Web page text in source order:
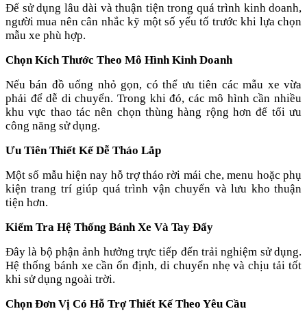
Để sử dụng lâu dài và thuận tiện trong quá trình kinh doanh,
người mua nên cân nhắc kỹ một số yếu tố trước khi lựa chọn
mẫu xe phù hợp.
Chọn Kích Thước Theo Mô Hình Kinh Doanh
Nếu bán đồ uống nhỏ gọn, có thể ưu tiên các mẫu xe vừa
phải để dễ di chuyển. Trong khi đó, các mô hình cần nhiều
khu vực thao tác nên chọn thùng hàng rộng hơn để tối ưu
công năng sử dụng.
Ưu Tiên Thiết Kế Dễ Tháo Lắp
Một số mẫu hiện nay hỗ trợ tháo rời mái che, menu hoặc phụ
kiện trang trí giúp quá trình vận chuyển và lưu kho thuận
tiện hơn.
Kiểm Tra Hệ Thống Bánh Xe Và Tay Đẩy
Đây là bộ phận ảnh hưởng trực tiếp đến trải nghiệm sử dụng.
Hệ thống bánh xe cần ổn định, di chuyển nhẹ và chịu tải tốt
khi sử dụng ngoài trời.
Chọn Đơn Vị Có Hỗ Trợ Thiết Kế Theo Yêu Cầu